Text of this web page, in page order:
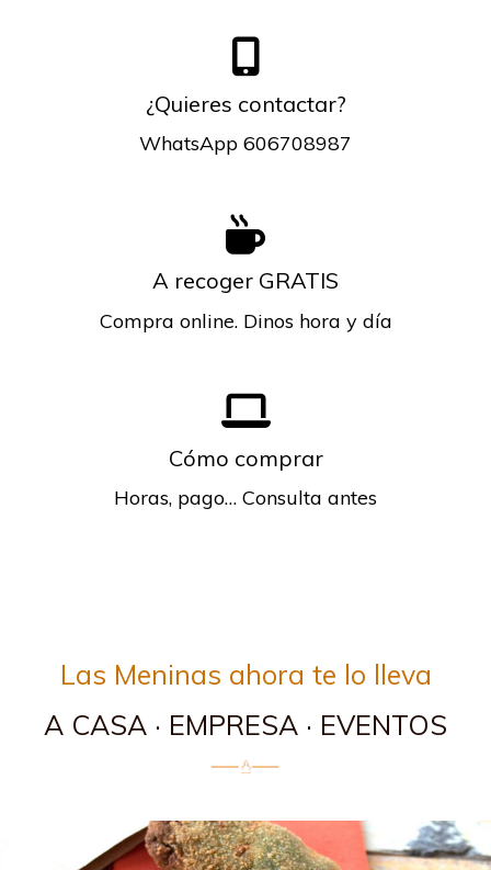
¿Quieres contactar?
WhatsApp 606708987
A recoger GRATIS
Compra online. Dinos hora y día
Cómo comprar
Horas, pago… Consulta antes
Las Meninas ahora te lo lleva
A CASA · EMPRESA · EVENTOS